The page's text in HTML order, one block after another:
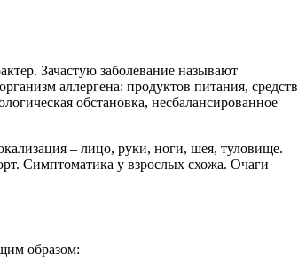
Зачастую заболевание называют
аллергена: продуктов питания, средств
обстановка, несбалансированное
– лицо, руки, ноги, шея, туловище.
Симптоматика у взрослых схожа. Очаги
образом: